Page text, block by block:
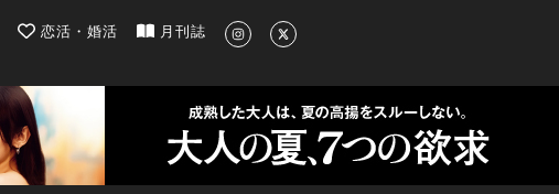
新のグルメ、洗練されたライフスタイル情報
恋活・婚活 月刊誌